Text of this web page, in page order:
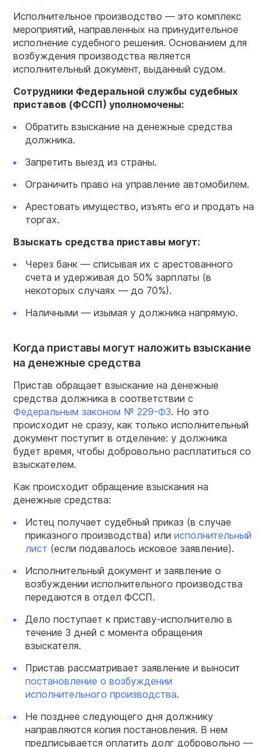
Исполнительное производство — это комплекс
мероприятий, направленных на принудительное
исполнение судебного решения. Основанием для
возбуждения производства является
исполнительный документ, выданный судом.
Сотрудники Федеральной службы судебных
приставов (ФССП) уполномочены:
Обратить взыскание на денежные средства
должника.
Запретить выезд из страны.
Ограничить право на управление автомобилем.
Арестовать имущество, изъять его и продать на
торгах.
Взыскать средства приставы могут:
Через банк — списывая их с арестованного
счета и удерживая до 50% зарплаты (в
некоторых случаях — до 70%).
Наличными — изымая у должника напрямую.
Когда приставы могут наложить взыскание
на денежные средства
Пристав обращает взыскание на денежные
средства должника в соответствии с
Федеральным законом № 229-ФЗ. Но это
происходит не сразу, как только исполнительный
документ поступит в отделение: у должника
будет время, чтобы добровольно расплатиться со
взыскателем.
Как происходит обращение взыскания на
денежные средства:
Истец получает судебный приказ (в случае
приказного производства) или исполнительный
лист (если подавалось исковое заявление).
Исполнительный документ и заявление о
возбуждении исполнительного производства
передаются в отдел ФССП.
Дело поступает к приставу-исполнителю в
течение 3 дней с момента обращения
взыскателя.
Пристав рассматривает заявление и выносит
постановление о возбуждении
исполнительного производства.
Не позднее следующего дня должнику
направляются копия постановления. В нем
предписывается оплатить долг добровольно —